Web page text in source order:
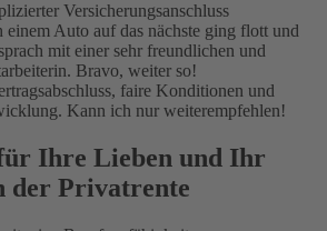
Versicherungsanschluss
einem Auto auf das nächste ging flott und
mit einer sehr freundlichen und
Bravo, weiter so!
faire Konditionen und
Kann ich nur weiterempfehlen!
Ihre Lieben und Ihr
der Privatrente